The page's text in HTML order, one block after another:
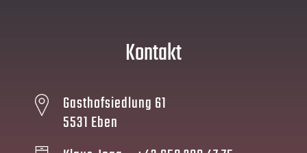
Kontakt
Gasthofsiedlung 61
5531 Eben